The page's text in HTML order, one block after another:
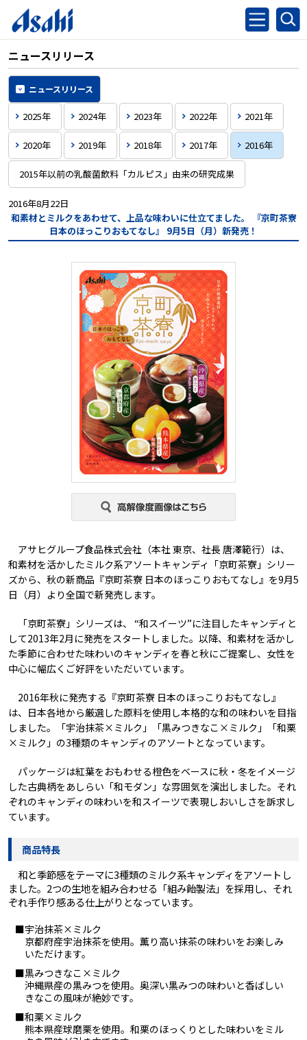
ニュースリリース
ニュースリリース
2025年 2024年 2023年 2022年 2021年
2020年 2019年 2018年 2017年 2016年
2015年以前の乳酸菌飲料「カルピス」由来の研究成果
2016年8月22日
和素材とミルクをあわせて、上品な味わいに仕立てました。
『京町茶寮
日本のほっこりおもてなし』
9月5日（月）新発売！
アサヒグループ食品株式会社（本社 東京、社長 唐澤範行）は、
和素材を活かしたミルク系アソートキャンディ「京町茶寮」シリー
ズから、秋の新商品『京町茶寮 日本のほっこりおもてなし』を9月5
日（月）より全国で新発売します。
「京町茶寮」シリーズは、 “和スイーツ”に注目したキャンディと
して2013年2月に発売をスタートしました。以降、和素材を活かし
た季節に合わせた味わいのキャンディを春と秋にご提案し、女性を
中心に幅広くご好評をいただいています。
2016年秋に発売する『京町茶寮 日本のほっこりおもてなし』
は、日本各地から厳選した原料を使用し本格的な和の味わいを目指
しました。「宇治抹茶×ミルク」「黒みつきなこ×ミルク」「和栗
×ミルク」の3種類のキャンディのアソートとなっています。
パッケージは紅葉をおもわせる橙色をベースに秋・冬をイメージ
した古典柄をあしらい「和モダン」な雰囲気を演出しました。それ
ぞれのキャンディの味わいを和スイーツで表現しおいしさを訴求し
ています。
商品特長
和と季節感をテーマに3種類のミルク系キャンディをアソートし
ました。2つの生地を組み合わせる「組み飴製法」を採用し、それ
ぞれ手作り感ある仕上がりとなっています。
■宇治抹茶×ミルク
京都府産宇治抹茶を使用。薫り高い抹茶の味わいをお楽しみ
いただけます。
■黒みつきなこ×ミルク
沖縄県産の黒みつを使用。奥深い黒みつの味わいと香ばしい
きなこの風味が絶妙です。
■和栗×ミルク
熊本県産球磨栗を使用。和栗のほっくりとした味わいをミル